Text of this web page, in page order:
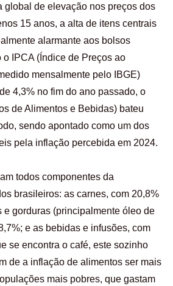
global de elevação nos preços dos
15 anos, a alta de itens centrais
alarmante aos bolsos
IPCA (Índice de Preços ao
mensalmente pelo IBGE)
4,3% no fim do ano passado, o
de Alimentos e Bebidas) bateu
sendo apontado como um dos
pela inflação percebida em 2024.
todos componentes da
brasileiros: as carnes, com 20,8%
e gorduras (principalmente óleo de
e as bebidas e infusões, com
se encontra o café, este sozinho
de a inflação de alimentos ser mais
mais pobres, que gastam